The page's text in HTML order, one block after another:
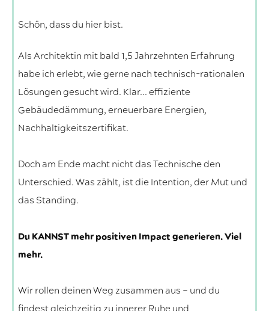
Schön, dass du hier bist.
Als Architektin mit bald 1,5 Jahrzehnten Erfahrung
habe ich erlebt, wie gerne nach technisch-rationalen
Lösungen gesucht wird. Klar... effiziente
Gebäudedämmung, erneuerbare Energien,
Nachhaltigkeitszertifikat.
Doch am Ende macht nicht das Technische den
Unterschied. Was zählt, ist die Intention, der Mut und
das Standing.
Du KANNST mehr positiven Impact generieren. Viel
mehr.
Wir rollen deinen Weg zusammen aus – und du